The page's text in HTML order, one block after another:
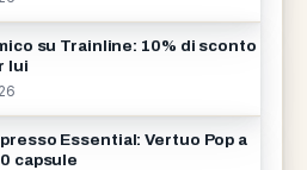
su Trainline: 10% di sconto
lui
Essential: Vertuo Pop a
capsule